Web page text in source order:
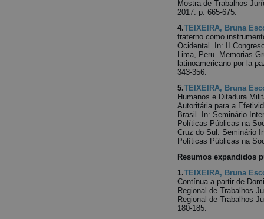
Mostra de Trabalhos
2017. p. 665-675.
4.TEIXEIRA, Bruna
fraterno como
Ocidental. In: II
Lima, Peru. Memorias
latinoamericano por la
343-356.
5.TEIXEIRA, Bruna
Humanos e Ditadura
Autoritária para a
Brasil. In: Seminário
Políticas Públicas na
Cruz do Sul. Seminário
Políticas Públicas na
Resumos expandidos
1.TEIXEIRA, Bruna
Contínua a partir de
Regional de Trabalhos
Regional de Trabalhos
180-185.